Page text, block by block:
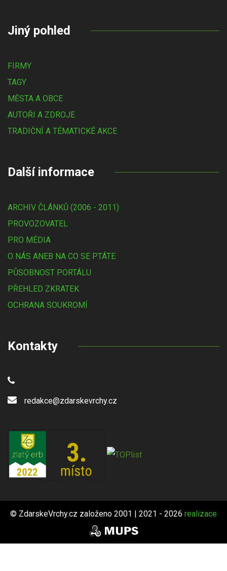
Jiný pohled
FIRMY
TAGY
MĚSTA A OBCE
AUTOŘI A ZDROJE
TRADIČNÍ A TÉMATICKÉ AKCE
Další informace
ARCHIV ČLÁNKŮ (2006 - 2011)
PROVOZOVATEL
PRO MÉDIA
O NÁS ANEB NA CO SE PTÁTE
PŮSOBNOST PORTÁLU
PŘEHLED ZKRATEK
OCHRANA SOUKROMÍ
Kontakty
redakce@zdarskevrchy.cz
© ZdarskeVrchy.cz založeno 2001 | 2021 - 2026 realizace